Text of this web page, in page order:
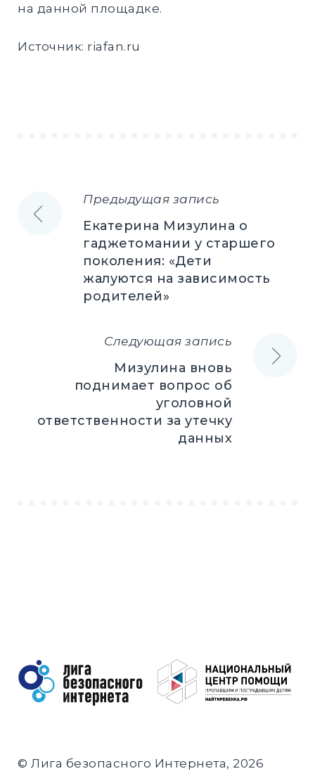
на данной площадке.
Источник: riafan.ru
Навигация
записям
Предыдущая запись
Екатерина Мизулина о
гаджетомании у старшего
поколения: «Дети
жалуются на зависимость
родителей»
Следующая запись
Мизулина вновь
поднимает вопрос об
уголовной
ответственности за утечку
данных
© Лига безопасного Интернета, 2026